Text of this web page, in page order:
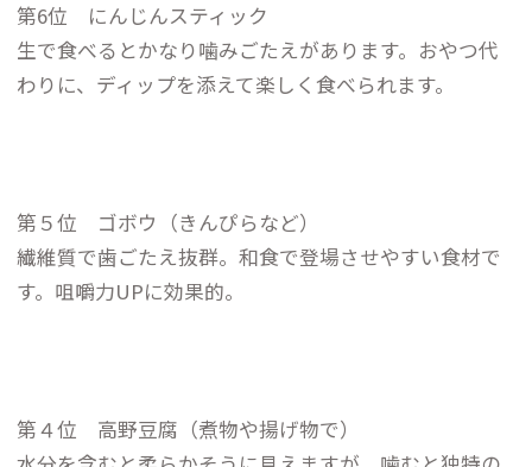
第6位 にんじんスティック
生で食べるとかなり噛みごたえがあります。おやつ代
わりに、ディップを添えて楽しく食べられます。
第５位 ゴボウ（きんぴらなど）
繊維質で歯ごたえ抜群。和食で登場させやすい食材で
す。咀嚼力UPに効果的。
第４位 高野豆腐（煮物や揚げ物で）